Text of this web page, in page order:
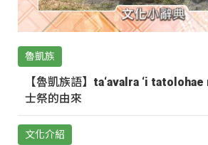
魯凱族
【魯凱族語】ta‘avalra ‘i
士祭的由來
文化介紹